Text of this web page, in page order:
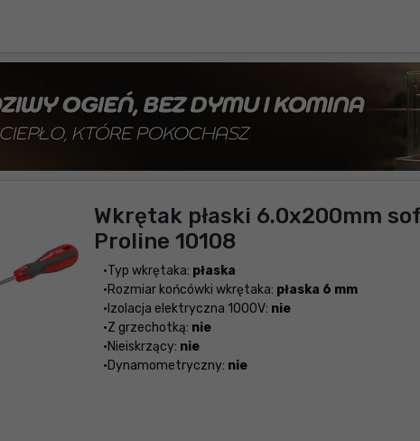
Wkrętak płaski 6.0x200mm
Proline 10108
Typ wkrętaka: płaska
Rozmiar końcówki wkrętaka: płaska 6 mm
Izolacja elektryczna 1000V: nie
Z grzechotką: nie
Nieiskrzący: nie
Dynamometryczny: nie